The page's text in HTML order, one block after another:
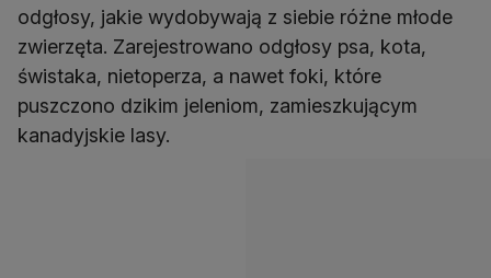
odgłosy, jakie wydobywają z siebie różne młode
zwierzęta. Zarejestrowano odgłosy psa, kota,
świstaka, nietoperza, a nawet foki, które
puszczono dzikim jeleniom, zamieszkującym
kanadyjskie lasy.